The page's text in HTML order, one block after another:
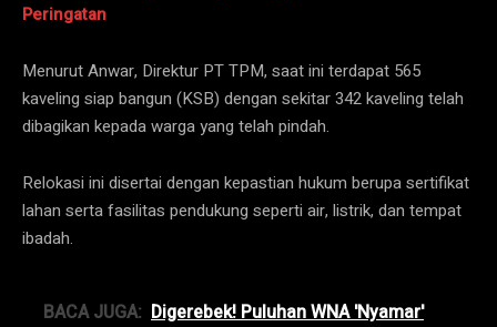
Peringatan
Menurut Anwar, Direktur PT TPM, saat ini terdapat 565
kaveling siap bangun (KSB) dengan sekitar 342 kaveling telah
dibagikan kepada warga yang telah pindah.
Relokasi ini disertai dengan kepastian hukum berupa sertifikat
lahan serta fasilitas pendukung seperti air, listrik, dan tempat
ibadah.
BACA JUGA: Digerebek! Puluhan WNA 'Nyamar'